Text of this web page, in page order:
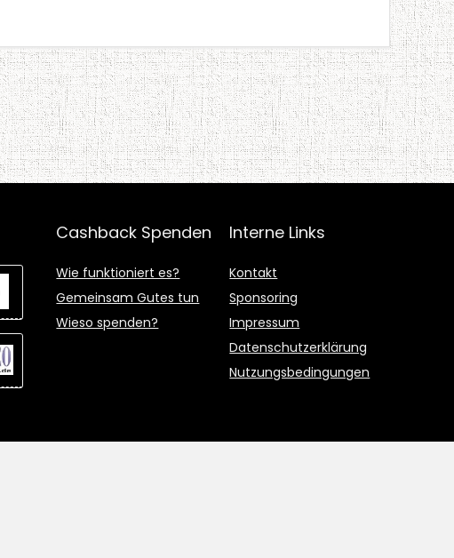
Cashback Spenden
Wie funktioniert es?
Gemeinsam Gutes tun
Wieso spenden?
Interne Links
Kontakt
Sponsoring
Impressum
Datenschutzerklärung
Nutzungsbedingungen